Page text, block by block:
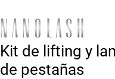
Kit de lifting y
de pestañas